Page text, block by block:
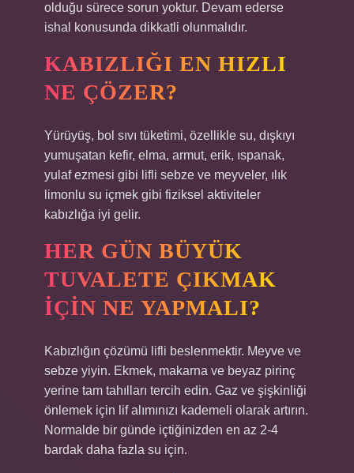
olduğu sürece sorun yoktur. Devam ederse
ishal konusunda dikkatli olunmalıdır.
KABIZLIĞI EN HIZLI
NE ÇÖZER?
Yürüyüş, bol sıvı tüketimi, özellikle su, dışkıyı
yumuşatan kefir, elma, armut, erik, ıspanak,
yulaf ezmesi gibi lifli sebze ve meyveler, ılık
limonlu su içmek gibi fiziksel aktiviteler
kabızlığa iyi gelir.
HER GÜN BÜYÜK
TUVALETE ÇIKMAK
IÇIN NE YAPMALI?
Kabızlığın çözümü lifli beslenmektir. Meyve ve
sebze yiyin. Ekmek, makarna ve beyaz pirinç
yerine tam tahılları tercih edin. Gaz ve şişkinliği
önlemek için lif alımınızı kademeli olarak artırın.
Normalde bir günde içtiğinizden en az 2-4
bardak daha fazla su için.